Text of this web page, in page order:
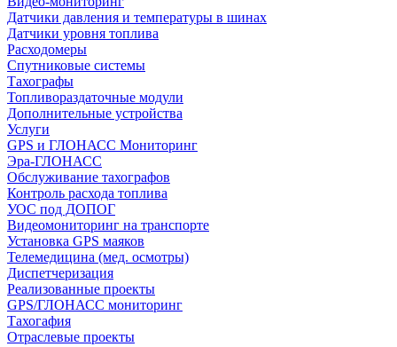
Датчики давления и температуры в шинах
Датчики уровня топлива
Расходомеры
Спутниковые системы
Тахографы
Топливораздаточные модули
Дополнительные устройства
Услуги
GPS и ГЛОНАСС Мониторинг
Эра-ГЛОНАСС
Обслуживание тахографов
Контроль расхода топлива
УОС под ДОПОГ
Видеомониторинг на транспорте
Установка GPS маяков
Телемедицина (мед. осмотры)
Диспетчеризация
Реализованные проекты
GPS/ГЛОНАСС мониторинг
Тахогафия
Отраслевые проекты